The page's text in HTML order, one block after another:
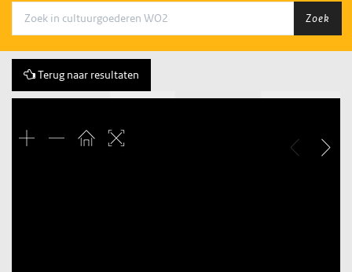
Zoek
Terug naar resultaten